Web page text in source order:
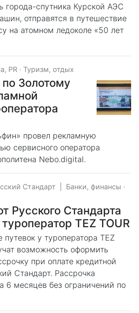
города-спутника Курской АЭС
отправятся в путешествие
на атомном ледоколе «50 лет
PR · Туризм, отдых
Золотому
провел рекламную
сервисного оператора
Nebo.digital.
Стандарт Банки, финансы ·
Русского Стандарта
TEZ TOUR
путевок у туроператора TEZ
возможность оформить
при оплате кредитной
Стандарт. Рассрочка
6 месяцев без ограничений по